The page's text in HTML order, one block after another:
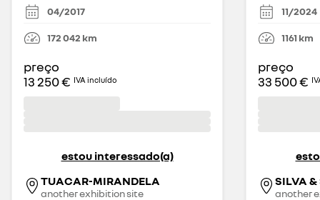
04/2017
172 042 km
preço
13 250 € IVA incluído
estou interessado(a)
TUACAR-MIRANDELA
another exhibition site
11/2024
1161 km
preço
33 500 €
SILVA
another